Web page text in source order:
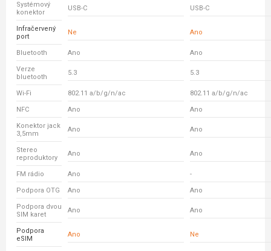
Systémový
konektor
USB-C USB-C
Infračervený
port
Ne Ano
Bluetooth Ano Ano
Verze
bluetooth
5.3 5.3
Wi-Fi 802.11 a/b/g/n/ac 802.11 a/b/g/n/ac
NFC Ano Ano
Konektor jack
3,5mm
Ano Ano
Stereo
reproduktory
Ano Ano
FM rádio Ano -
Podpora OTG Ano Ano
Podpora dvou
SIM karet
Ano Ano
Podpora
eSIM
Ano Ne